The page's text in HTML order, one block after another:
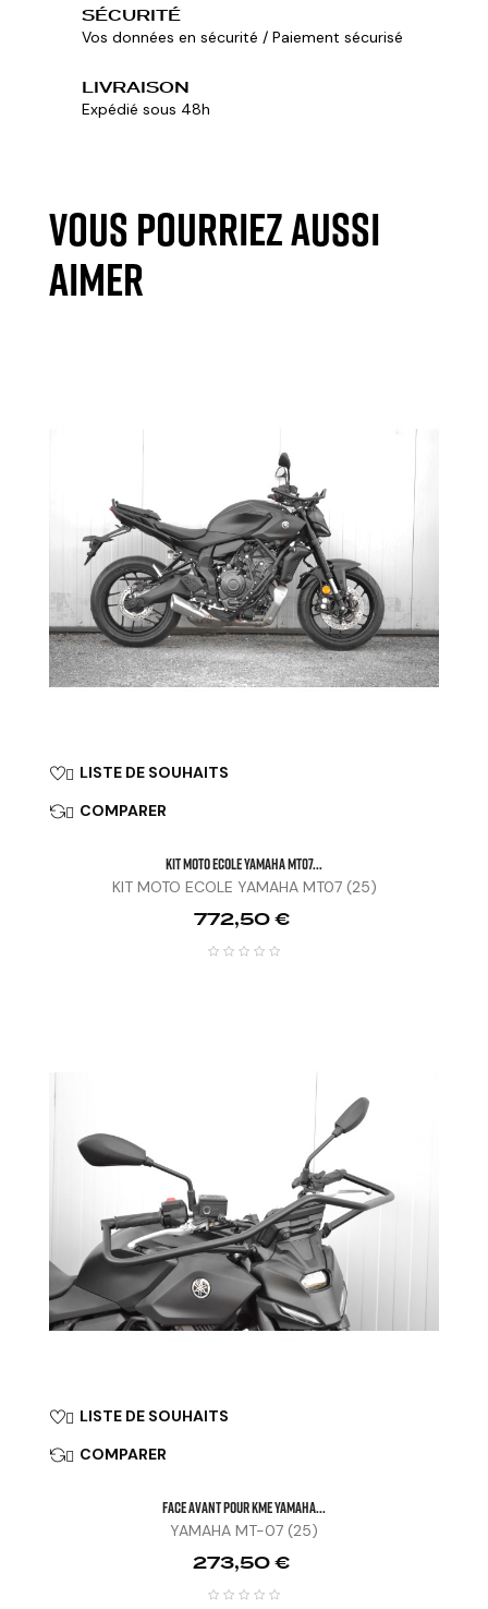
SÉCURITÉ
Vos données en sécurité / Paiement sécurisé
LIVRAISON
Expédié sous 48h
VOUS POURRIEZ AUSSI
AIMER
 LISTE DE SOUHAITS
 COMPARER
KIT MOTO ECOLE YAMAHA MT07...
KIT MOTO ECOLE YAMAHA MT07 (25)
Prix
772,50 €
 LISTE DE SOUHAITS
 COMPARER
FACE AVANT POUR KME YAMAHA...
YAMAHA MT-07 (25)
Prix
273,50 €